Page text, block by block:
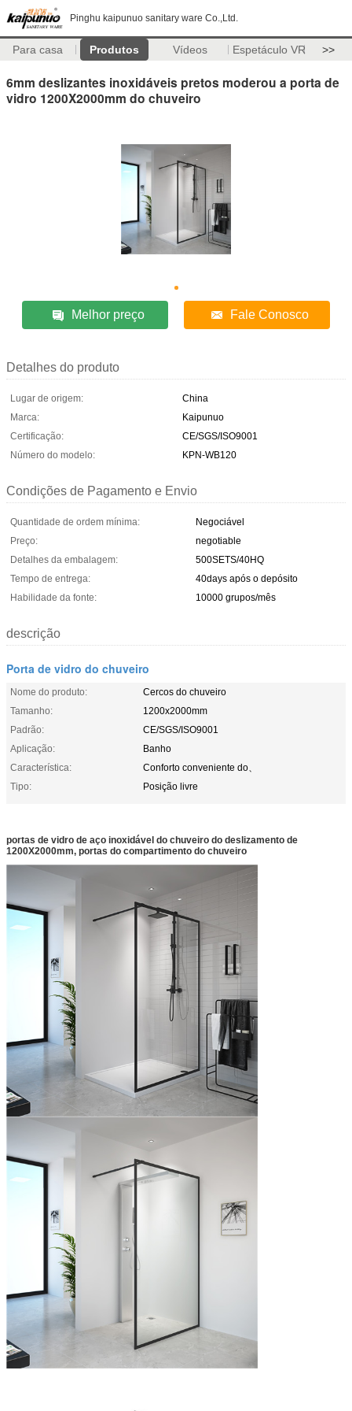
Pinghu kaipunuo sanitary ware Co.,Ltd.
Para casa Produtos Vídeos Espetáculo VR >>
6mm deslizantes inoxidáveis pretos moderou a porta de
vidro 1200X2000mm do chuveiro
Melhor preço Fale Conosco
Detalhes do produto
Lugar de origem:
China
Marca:
Kaipunuo
Certificação:
CE/SGS/ISO9001
Número do modelo:
KPN-WB120
Condições de Pagamento e Envio
Quantidade de ordem mínima:
Negociável
Preço:
negotiable
Detalhes da embalagem:
500SETS/40HQ
Tempo de entrega:
40days após o depósito
Habilidade da fonte:
10000 grupos/mês
descrição
Porta de vidro do chuveiro
Nome do produto:
Cercos do chuveiro
Tamanho:
1200x2000mm
Padrão:
CE/SGS/ISO9001
Aplicação:
Banho
Característica:
Conforto conveniente do、
Tipo:
Posição livre
portas de vidro de aço inoxidável do chuveiro do deslizamento de
1200X2000mm, portas do compartimento do chuveiro